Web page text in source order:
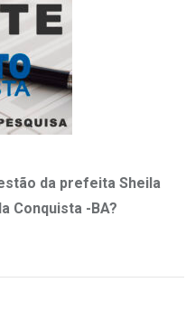
da prefeita Sheila
Conquista -BA?